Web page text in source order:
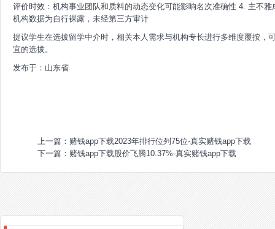
评价时效：机构事业团队和质料的动态变化可能影响名次准确性 4. 主不
机构数据为自行裸露，未经第三方审计
提议学生在选拔留学中介时，相关本人需求与机构专长进行多维度覆按，
宜的选拔。
发布于：山东省
上一篇： 赌钱app下载2023年排行位列75位-真实赌钱app下载
下一篇： 赌钱app下载股价飞腾10.37%-真实赌钱app下载